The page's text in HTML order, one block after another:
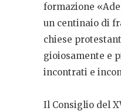
formazione
un centinaio di
chiese
gioiosamente e
incontrati e
Il Consiglio del